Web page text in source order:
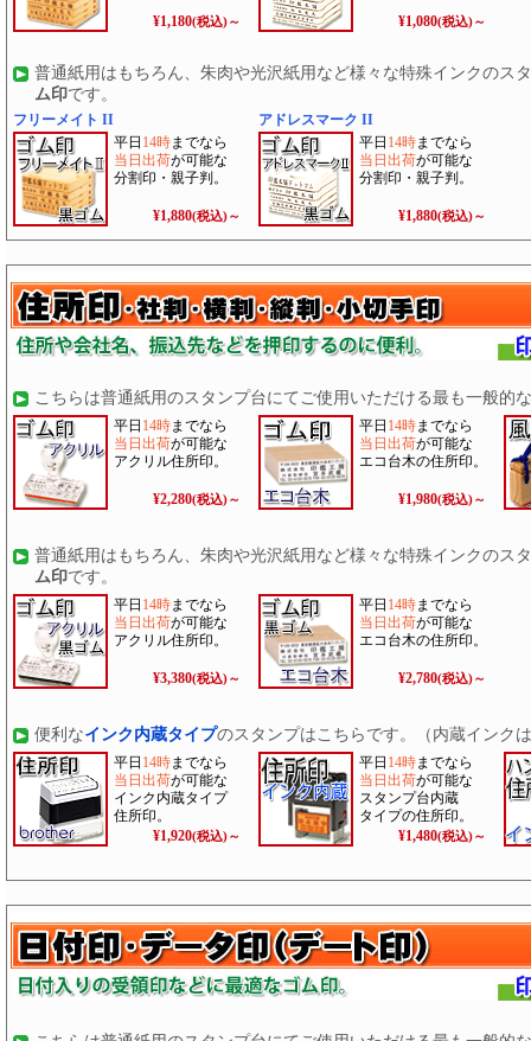
¥1,180(税込)～ ¥1,080(税込)～
普通紙用はもちろん、朱肉や光沢紙用など様々な特殊インクのス
ム印です。
フリーメイト II
平日 14時までなら
当日出荷が可能な
分割印・親子判。
¥1,880(税込)～
アドレスマーク II
平日 14時までなら
当日出荷が可能な
分割印・親子判。
¥1,880(税込)～
こちらは普通紙用のスタンプ台にてご使用いただける最も一般的な
平日 14時までなら
当日出荷が可能な
アクリル住所印。
¥2,280(税込)～
平日 14時までなら
当日出荷が可能な
エコ台木の住所印。
¥1,980(税込)～
普通紙用はもちろん、朱肉や光沢紙用など様々な特殊インクのス
ム印です。
平日 14時までなら
当日出荷が可能な
アクリル住所印。
¥3,380(税込)～
平日 14時までなら
当日出荷が可能な
エコ台木の住所印。
¥2,780(税込)～
便利なインク内蔵タイプのスタンプはこちらです。（内蔵インク
平日 14時までなら
当日出荷が可能な
インク内蔵タイプ
住所印。
¥1,920(税込)～
平日 14時までなら
当日出荷が可能な
スタンプ台内蔵
タイプの住所印。
¥1,480(税込)～